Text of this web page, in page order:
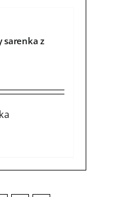
sarenka z